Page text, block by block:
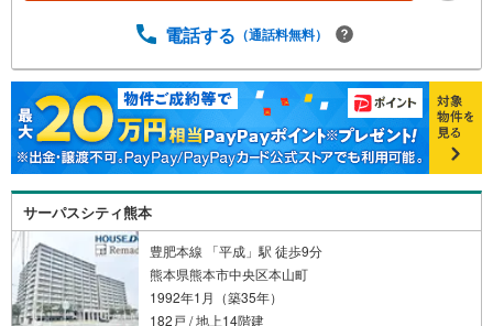
と安く買えるのでは？そんな悩みは当社が解決します他社
【効率的に一気見！内覧ツアー】熊本県全域の気になる物
件を全て当社でご内覧いただけます 見学されたい物件を1
日で内覧可能 窓口を一つに絞れるから、手間も時間もかか
りません。全国700店舗以上展開！ハウスドゥだからこその
豊富な物件数・情報量で理想の暮らしを叶えます！
電話する （通話料無料）
サーパスシティ熊本
豊肥本線 「平成」駅 徒歩9分
熊本県熊本市中央区本山町
1992年1月（築35年）
182戸 / 地上14階建